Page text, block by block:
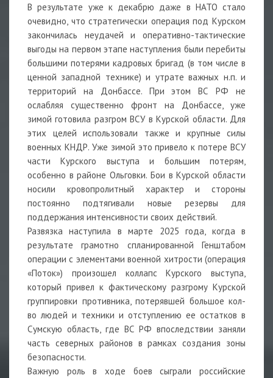
В результате уже к декабрю даже в НАТО стало
очевидно, что стратегически операция под Курском
закончилась неудачей и оперативно-тактические
выгоды на первом этапе наступления были перебиты
большими потерями кадровых бригад (в том числе в
ценной западной технике) и утрате важных н.п. и
территорий на Донбассе. При этом ВС РФ не
ослабляя существенно фронт на Донбассе, уже
зимой готовила разгром ВСУ в Курской области. Для
этих целей использовали также и крупные силы
военных КНДР. Уже зимой это привело к потере ВСУ
части Курского выступа и большим потерям,
особенно в районе Ольговки. Бои в Курской области
носили кровопролитный характер и стороны
постоянно подтягивали новые резервы для
поддержания интенсивности своих действий.
Развязка наступила в марте 2025 года, когда в
результате грамотно спланированной Генштабом
операции с элементами военной хитрости (операция
«Поток») произошел коллапс Курского выступа,
который привел к фактическому разгрому Курской
группировки противника, потерявшей большое кол-
во людей и техники и отступлению ее остатков в
Сумскую область, где ВС РФ впоследствии заняли
часть северных районов в рамках создания зоны
безопасности.
Важную роль в ходе боев сыграли российские